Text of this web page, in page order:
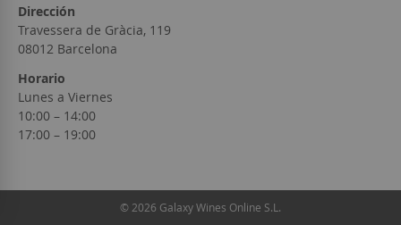
Dirección
Travessera de Gràcia, 119
08012 Barcelona
Horario
Lunes a Viernes
10:00 – 14:00
17:00 – 19:00
© 2026 Galaxy Wines Online S.L.